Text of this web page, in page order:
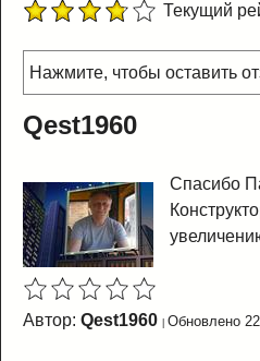
Текущий
Нажмите, чтобы оставить
Qest1960
Спасибо
Автор:Qest1960 Обновлено